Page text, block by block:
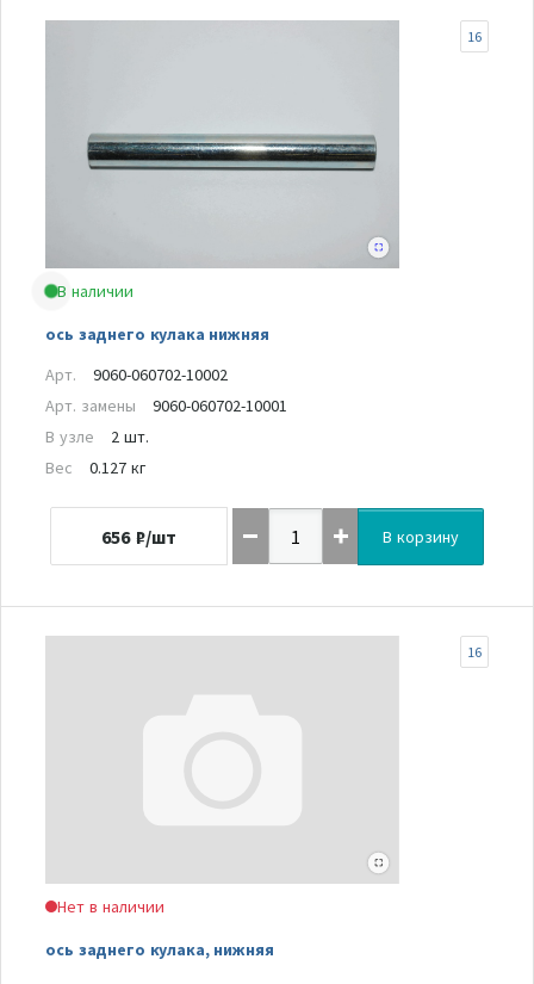
В наличии
ось заднего кулака нижняя
16
Арт.
9060-060702-10002
Арт. замены
9060-060702-10001
В узле
2 шт.
Вес
0.127 кг
656 ₽/шт В корзину
Нет в наличии
ось заднего кулака, нижняя
16